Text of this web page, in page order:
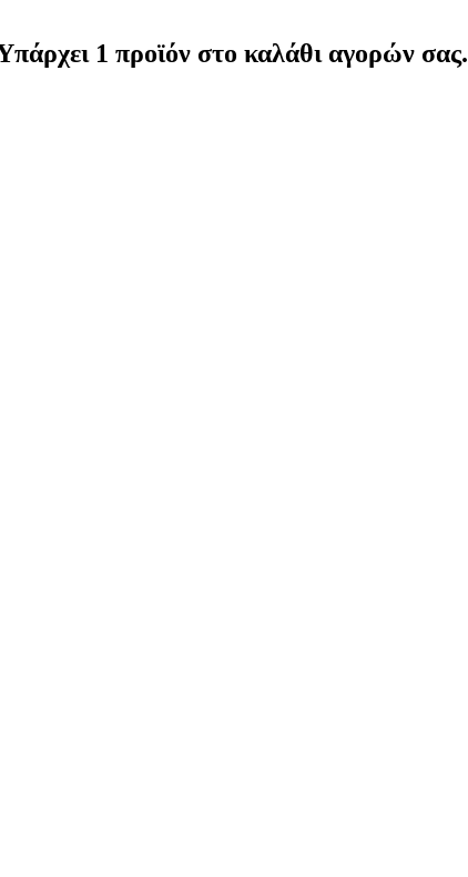
1 προϊόν στο καλάθι αγορών σας.